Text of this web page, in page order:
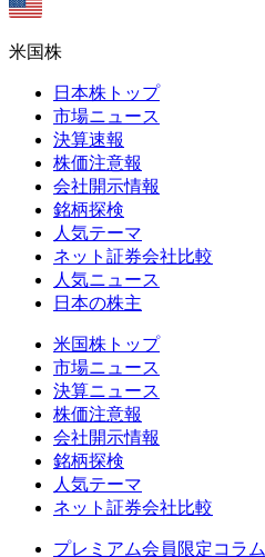
米国株
日本株トップ
市場ニュース
決算速報
株価注意報
会社開示情報
銘柄探検
人気テーマ
ネット証券会社比較
人気ニュース
日本の株主
米国株トップ
市場ニュース
決算ニュース
株価注意報
会社開示情報
銘柄探検
人気テーマ
ネット証券会社比較
プレミアム会員限定コラム